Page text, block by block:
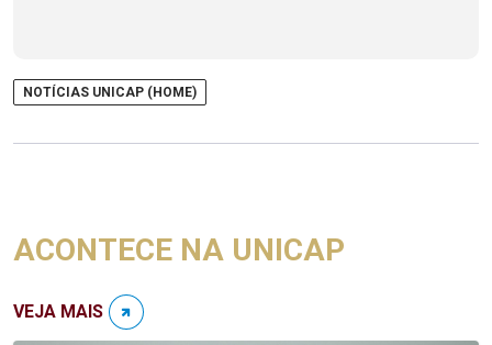
NOTÍCIAS UNICAP (HOME)
ACONTECE NA UNICAP
VEJA MAIS